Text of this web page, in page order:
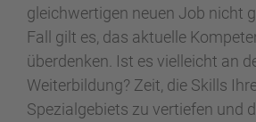
gleichwertigen neuen Job nicht
Fall gilt es, das aktuelle
überdenken. Ist es vielleicht an
Weiterbildung? Zeit, die Skills
Spezialgebiets zu vertiefen und